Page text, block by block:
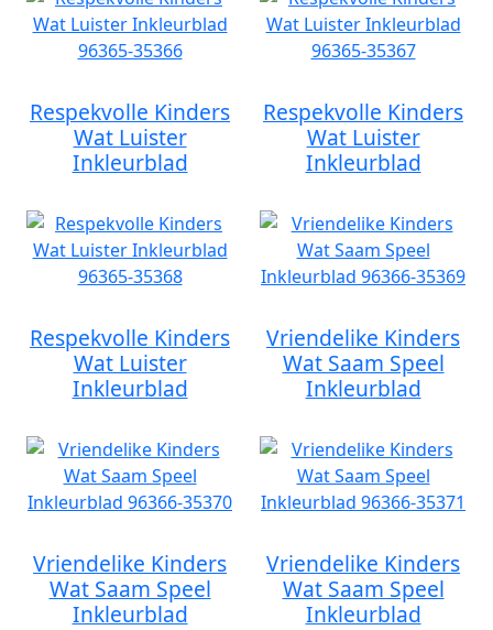
Respekvolle Kinders
Wat Luister
Inkleurblad
Respekvolle Kinders
Wat Luister
Inkleurblad
Respekvolle Kinders
Wat Luister
Inkleurblad
Vriendelike Kinders
Wat Saam Speel
Inkleurblad
Vriendelike Kinders
Wat Saam Speel
Inkleurblad
Vriendelike Kinders
Wat Saam Speel
Inkleurblad